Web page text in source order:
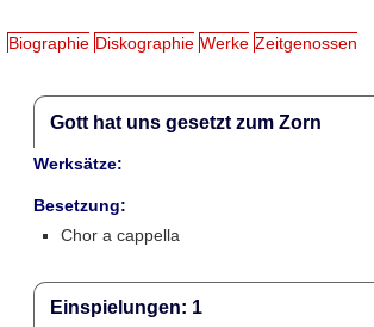
Biographie Diskographie Werke Zeitgenossen
Gott hat uns gesetzt zum Zorn
Werksätze:
Besetzung:
Chor a cappella
Einspielungen: 1